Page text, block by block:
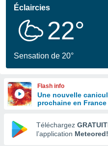
en
Éclaircies
22°
Sensation de 20°
Flash info
Une nouvelle
prochaine en France
Téléchargez
l’application Meteored!